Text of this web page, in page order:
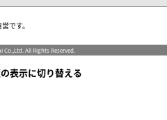
です。
All Rights Reserved.
表示に切り替える